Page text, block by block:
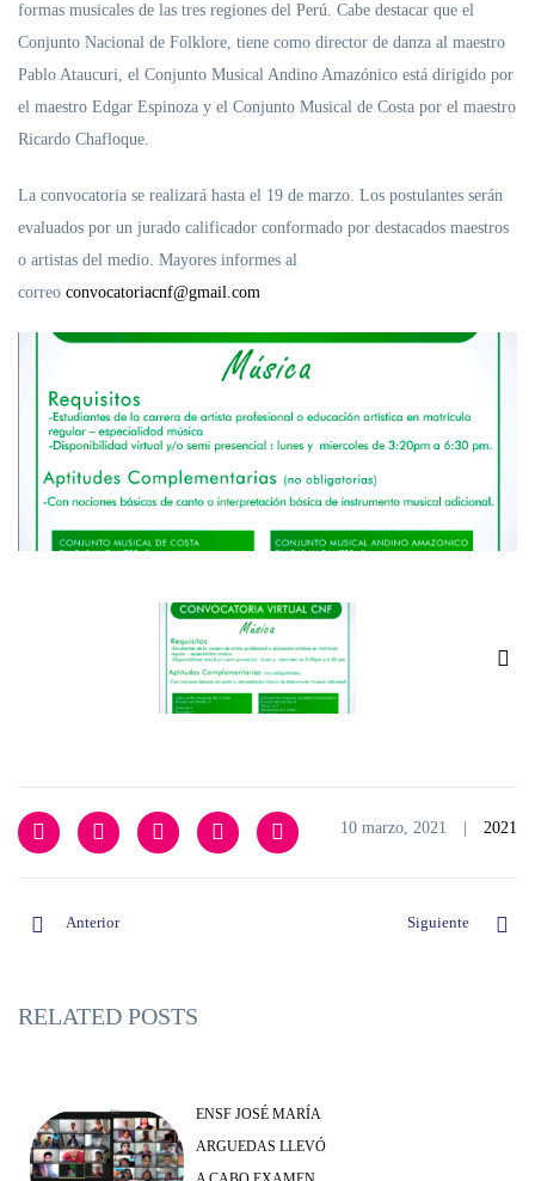
formas musicales de las tres regiones del Perú. Cabe destacar que el
Conjunto Nacional de Folklore, tiene como director de danza al maestro
Pablo Ataucuri, el Conjunto Musical Andino Amazónico está dirigido por
el maestro Edgar Espinoza y el Conjunto Musical de Costa por el maestro
Ricardo Chafloque.
La convocatoria se realizará hasta el 19 de marzo. Los postulantes serán
evaluados por un jurado calificador conformado por destacados maestros
o artistas del medio. Mayores informes al
correo convocatoriacnf@gmail.com
10 marzo, 2021 2021
Anterior Siguiente
RELATED POSTS
ENSF JOSÉ MARÍA
ARGUEDAS LLEVÓ